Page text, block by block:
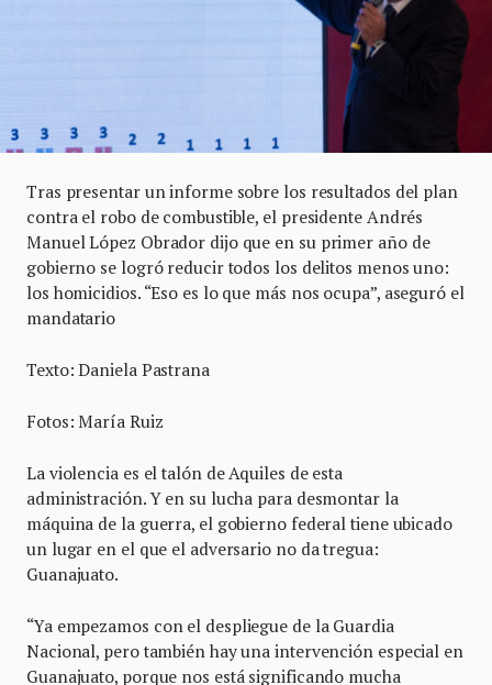
Tras presentar un informe sobre los resultados del plan
contra el robo de combustible, el presidente Andrés
Manuel López Obrador dijo que en su primer año de
gobierno se logró reducir todos los delitos menos uno:
los homicidios. “Eso es lo que más nos ocupa”, aseguró el
mandatario
Texto: Daniela Pastrana
Fotos: María Ruiz
La violencia es el talón de Aquiles de esta
administración. Y en su lucha para desmontar la
máquina de la guerra, el gobierno federal tiene ubicado
un lugar en el que el adversario no da tregua:
Guanajuato.
“Ya empezamos con el despliegue de la Guardia
Nacional, pero también hay una intervención especial en
Guanajuato, porque nos está significando mucha